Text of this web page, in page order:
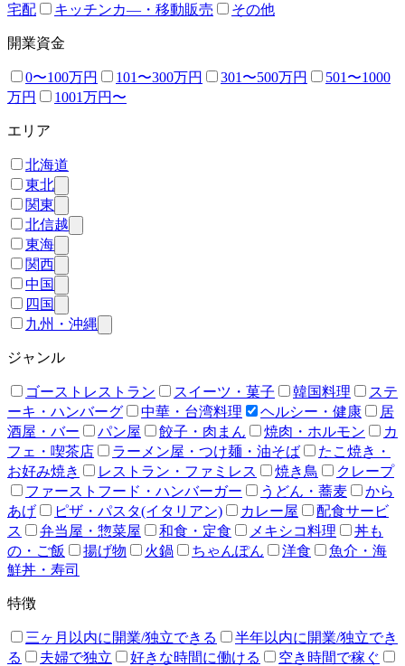
宅配
キッチンカ―・移動販売 その他
開業資金
0〜100万円 101〜300万円 301〜500万円
501〜1000
万円
1001万円〜
エリア
北海道
東北
関東
北信越
東海
関西
中国
四国
九州・沖縄
ジャンル
ゴーストレストラン スイーツ・菓子 韓国料理
ステ
ーキ・ハンバーグ
中華・台湾料理 ヘルシー・健康
居
酒屋・バー
パン屋 餃子・肉まん 焼肉・ホルモン
カ
フェ・喫茶店
ラーメン屋・つけ麺・油そば
たこ焼き・
お好み焼き
レストラン・ファミレス 焼き鳥
クレープ
ファーストフード・ハンバーガー
うどん・蕎麦
から
あげ
ピザ・パスタ(イタリアン) カレー屋
配食サービ
ス
弁当屋・惣菜屋 和食・定食 メキシコ料理
丼も
の・ご飯
揚げ物 火鍋 ちゃんぽん 洋食
魚介・海
鮮丼・寿司
特徴
三ヶ月以内に開業/独立できる
半年以内に開業/独立でき
る
夫婦で独立 好きな時間に働ける
空き時間で稼ぐ